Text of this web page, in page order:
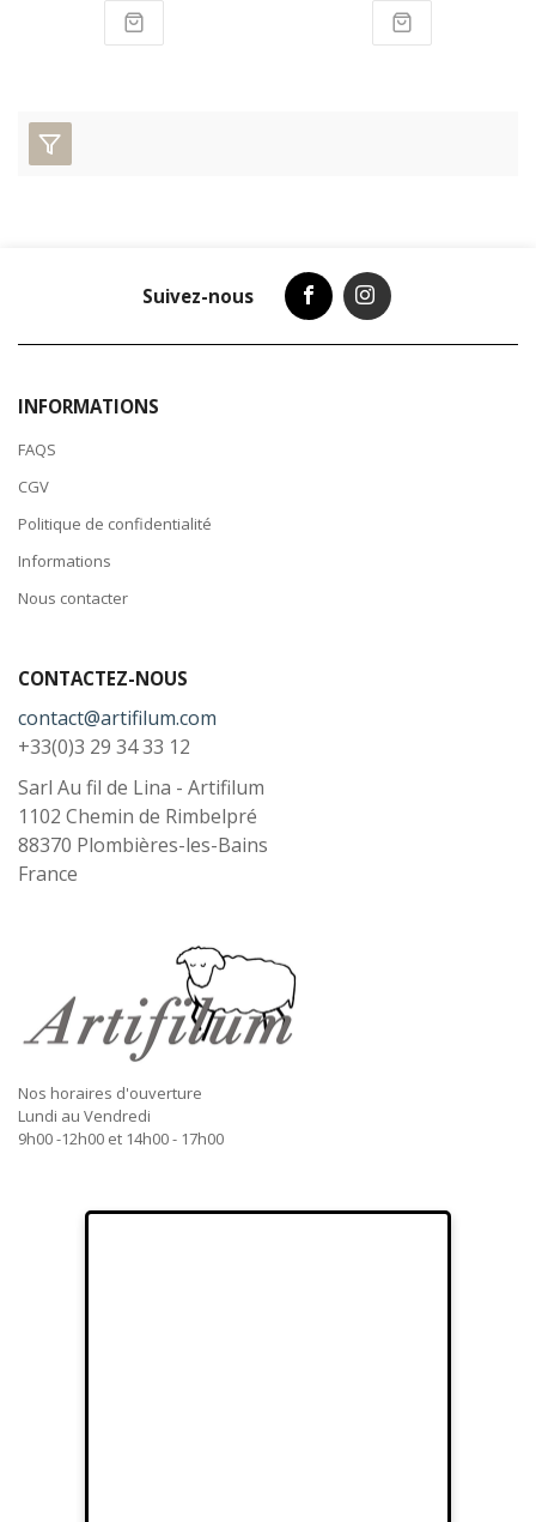
Suivez-nous
INFORMATIONS
FAQS
CGV
Politique de confidentialité
Informations
Nous contacter
CONTACTEZ-NOUS
contact@artifilum.com
+33(0)3 29 34 33 12
Sarl Au fil de Lina - Artifilum
1102 Chemin de Rimbelpré
88370 Plombières-les-Bains
France
Nos horaires d'ouverture
Lundi au Vendredi
9h00 -12h00 et 14h00 - 17h00